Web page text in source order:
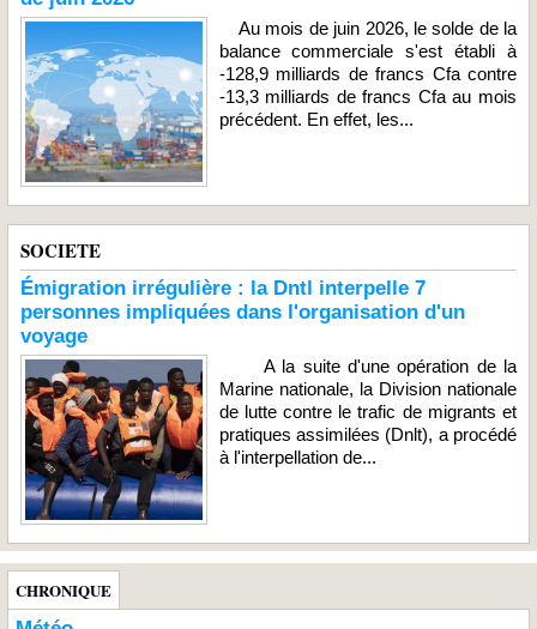
Au mois de juin 2026, le solde de la
balance commerciale s'est établi à
-128,9 milliards de francs Cfa contre
-13,3 milliards de francs Cfa au mois
précédent. En effet, les...
SOCIETE
Émigration irrégulière : la Dntl interpelle 7
personnes impliquées dans l'organisation d'un
voyage
A la suite d'une opération de la
Marine nationale, la Division nationale
de lutte contre le trafic de migrants et
pratiques assimilées (Dnlt), a procédé
à l'interpellation de...
CHRONIQUE